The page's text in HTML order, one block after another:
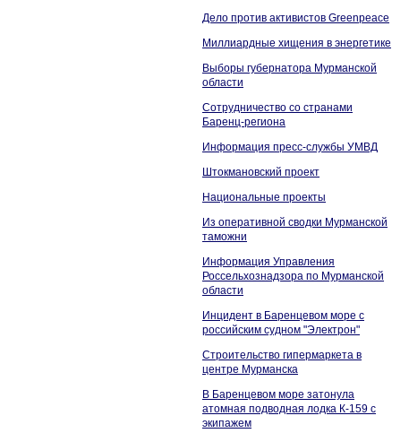
Дело против активистов Greenpeace
Миллиардные хищения в энергетике
Выборы губернатора Мурманской
области
Сотрудничество со странами
Баренц-региона
Информация пресс-службы УМВД
Штокмановский проект
Национальные проекты
Из оперативной сводки Мурманской
таможни
Информация Управления
Россельхознадзора по Мурманской
области
Инцидент в Баренцевом море с
российским судном "Электрон"
Строительство гипермаркета в
центре Мурманска
В Баренцевом море затонула
атомная подводная лодка К-159 с
экипажем